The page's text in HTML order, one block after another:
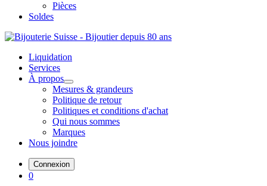
Pièces
Soldes
Liquidation
Services
À propos
Mesures & grandeurs
Politique de retour
Politiques et conditions d'achat
Qui nous sommes
Marques
Nous joindre
Connexion
0